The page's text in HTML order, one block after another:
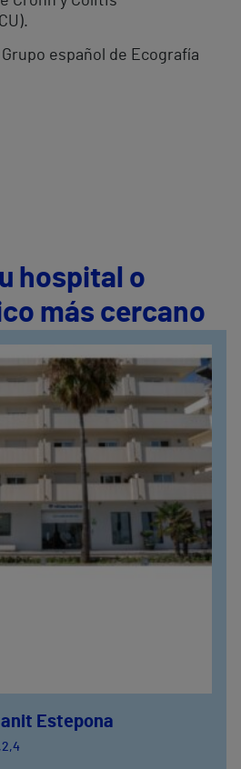
español de Ecografía
hospital o
más cercano
Estepona